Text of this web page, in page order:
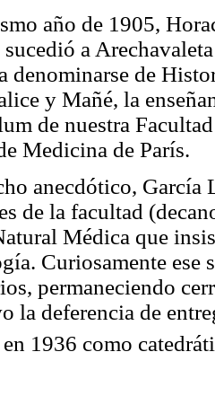
año de 1905,
a
denominarse de
y Mañé, la
de nuestra
Medicina de París.
anecdótico, García
de la facultad
Médica que
Curiosamente ese
permaneciendo
la deferencia de
1936 como